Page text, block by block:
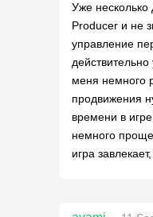
Уже несколько
Producer и не
управление
меня немного
продвижения
времени в
немного
игра